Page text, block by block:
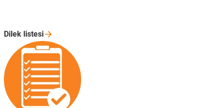
Dilek listesi